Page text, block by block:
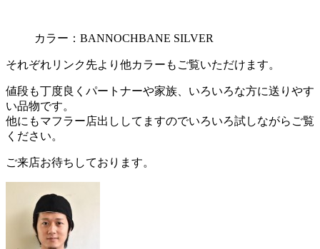
カラー：BANNOCHBANE SILVER
それぞれリンク先より他カラーもご覧いただけます。
値段も丁度良くパートナーや家族、いろいろな方に送りやす
い品物です。
他にもマフラー店出ししてますのでいろいろ試しながらご覧
ください。
ご来店お待ちしております。